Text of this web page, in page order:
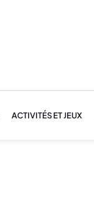
ACTIVITÉS ET JEUX